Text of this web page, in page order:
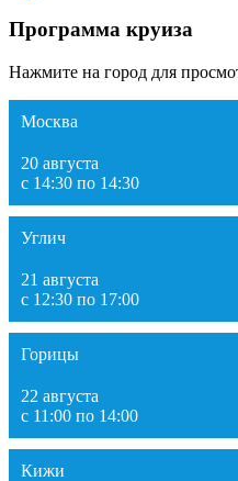
Программа круиза
Нажмите на город для
Москва
20 августа
с 14:30 по 14:30
Углич
21 августа
с 12:30 по 17:00
Горицы
22 августа
с 11:00 по 14:00
Кижи